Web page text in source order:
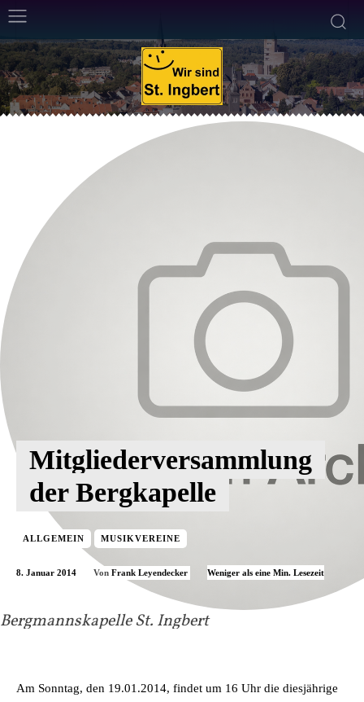
Bergmannskapelle St. Ingbert
Mitgliederversammlung
der Bergkapelle
ALLGEMEIN MUSIKVEREINE
8. Januar 2014 Von Frank Leyendecker Weniger als eine Min. Lesezeit
Am Sonntag, den 19.01.2014, findet um 16 Uhr die diesjährige